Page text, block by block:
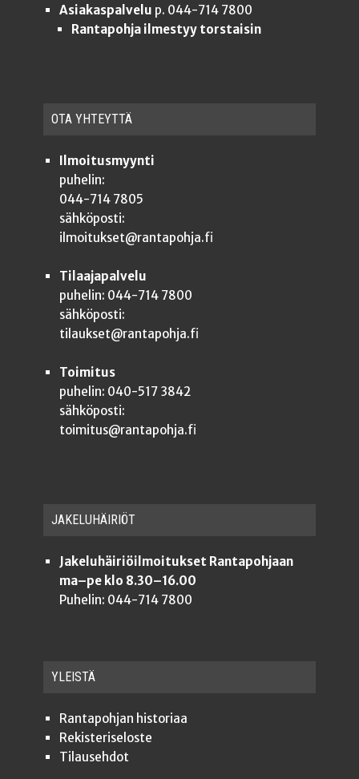
Asiakaspalvelu p. 044-714 7800
Rantapohja ilmestyy torstaisin
OTA YHTEYT­TÄ
Ilmoitusmyynti
puhelin:
044-714 7805
sähköposti:
ilmoitukset@rantapohja.fi
Tilaajapalvelu
puhelin: 044-714 7800
sähköposti:
tilaukset@rantapohja.fi
Toimitus
puhelin: 040-517 3842
sähköposti:
toimitus@rantapohja.fi
JAKE­LU­HÄI­RIÖT
Jakeluhäiriöilmoitukset Rantapohjaan
ma–pe klo 8.30–16.00
Puhelin: 044-714 7800
YLEISTÄ
Ran­ta­poh­jan historiaa
Rekis­te­ri­se­los­te
Tilauseh­dot